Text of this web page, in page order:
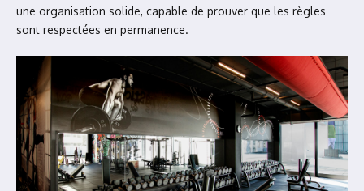
une organisation solide, capable de prouver que les règles
sont respectées en permanence.